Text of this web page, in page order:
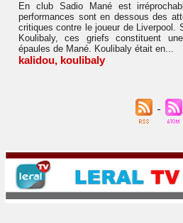
En club Sadio Mané est
performances sont en dessous des
critiques contre le joueur de Liverpool.
Koulibaly, ces griefs constituent
épaules de Mané. Koulibaly était en...
kalidou, koulibaly